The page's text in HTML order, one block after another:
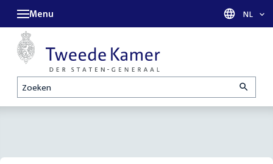
Zoeken
Menu Taal
NL